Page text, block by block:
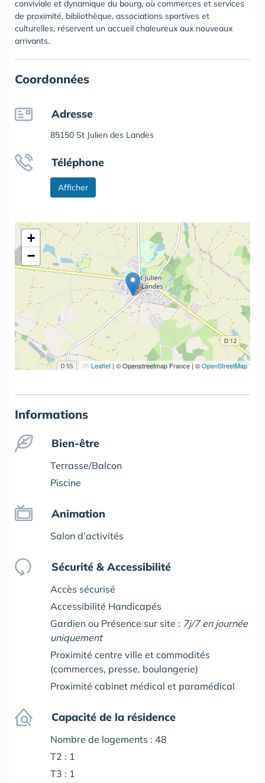
conviviale et dynamique du bourg, où commerces et services
de proximité, bibliothèque, associations sportives et
culturelles, réservent un accueil chaleureux aux nouveaux
arrivants.
Coordonnées
Adresse
85150 St Julien des Landes
Téléphone
Afficher
+
−
Leaflet | © Openstreetmap France | ©OpenStreetMap
Informations
Bien-être
Terrasse/Balcon
Piscine
Animation
Salon d’activités
Sécurité & Accessibilité
Accès sécurisé
Accessibilité Handicapés
Gardien ou Présence sur site : 7j/7 en journée
uniquement
Proximité centre ville et commodités
(commerces, presse, boulangerie)
Proximité cabinet médical et paramédical
Capacité de la résidence
Nombre de logements : 48
T2 : 1
T3 : 1